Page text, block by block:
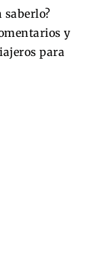
saberlo?
y
para